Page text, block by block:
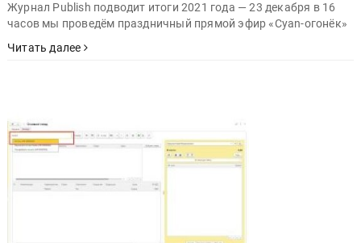
Журнал Publish подводит итоги 2021 года — 23 декабря в 16
часов мы проведём праздничный прямой эфир «Cyan-огонёк»
Читать далее